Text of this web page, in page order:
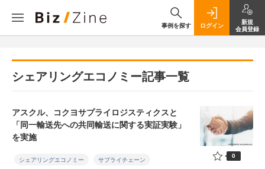
事例を探す ログイン
新規
会員登録
シェアリングエコノミー記事一覧
アスクル、コクヨサプライロジスティクスと
「同一輸送先への共同輸送に関する実証実験」
を実施
シェアリングエコノミー サプライチェーン 0